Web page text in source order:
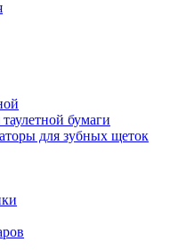
бумаги
для зубных щеток